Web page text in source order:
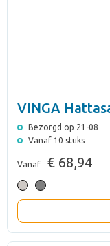
VINGA
Bezorgd op 21-08
Vanaf 10 stuks
Vanaf € 68,94